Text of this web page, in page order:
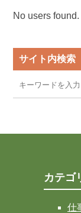
No users found.
サイト内検索
カテゴ
仕